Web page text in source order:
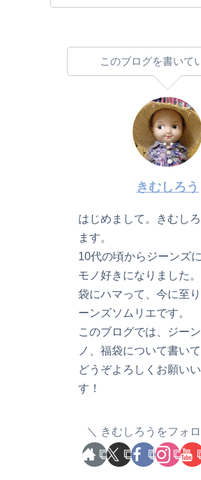
このブログを書いて
きむしろう
はじめまして。きむしろ
ます。
10代の頃からジーンズ
モノ好きになりました
袋にハマって、今に至
ーンズソムリエです。
このブログでは、ジー
ノ、福袋について書いて
どうぞよろしくお願い
す！
きむしろうをフォ